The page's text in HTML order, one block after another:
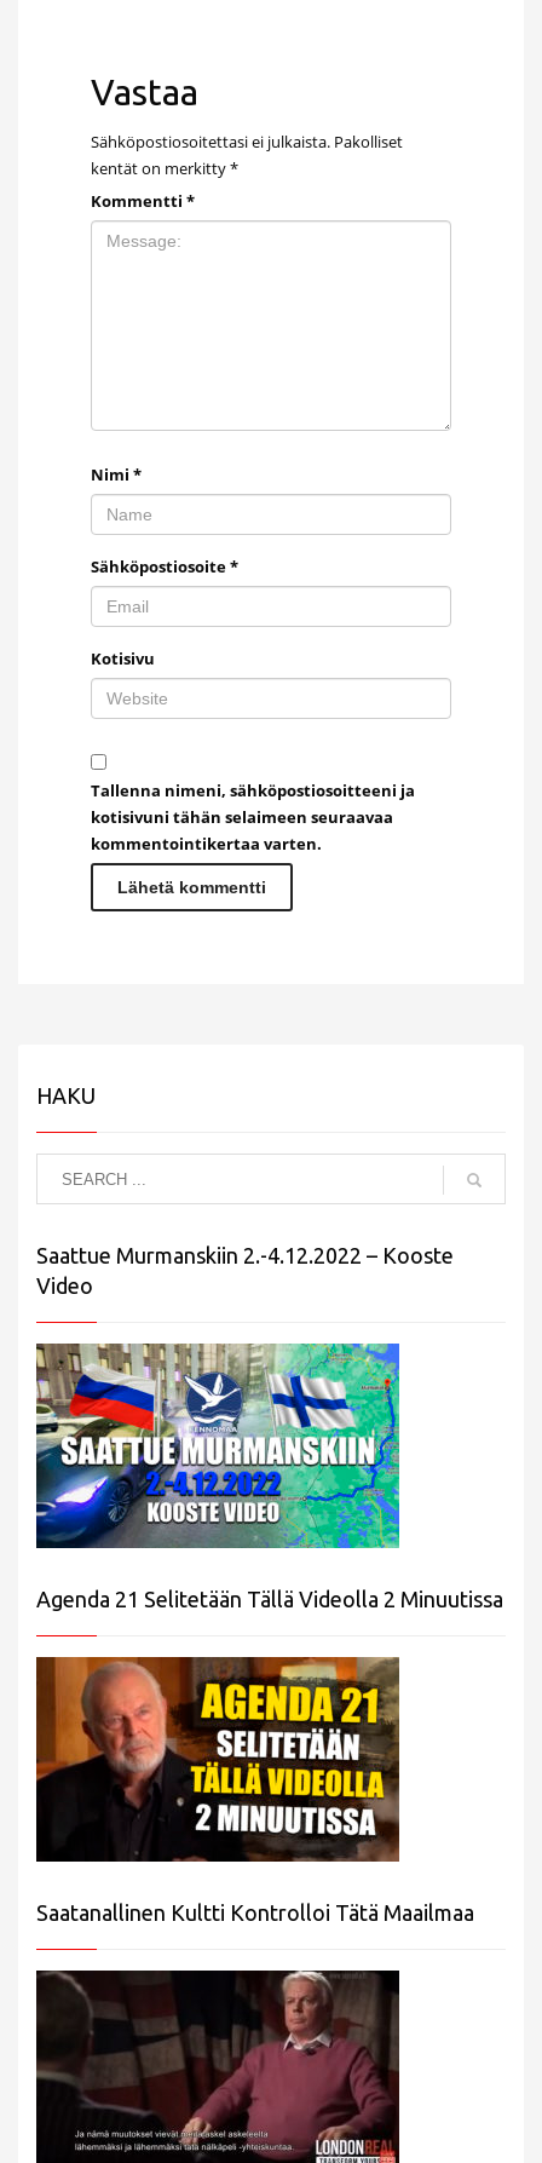
Vastaa
Sähköpostiosoitettasi ei julkaista. Pakolliset
kentät on merkitty*
Kommentti *
Nimi *
Sähköpostiosoite*
Kotisivu
Tallenna nimeni, sähköpostiosoitteeni ja
kotisivuni tähän selaimeen seuraavaa
kommentointikertaa varten.
HAKU
Saattue Murmanskiin 2.-4.12.2022 – Kooste
Video
Agenda 21 Selitetään Tällä Videolla 2 Minuutissa
Saatanallinen Kultti Kontrolloi Tätä Maailmaa